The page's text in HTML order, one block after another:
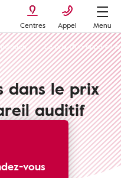
Centres Appel
Menu
Le prix d'un appareil
dans le prix
auditif
vous